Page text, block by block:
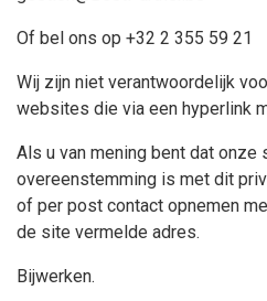
Of bel ons op +32 2 355 59 21
Wij zijn niet verantwoordelijk
websites die via een hyperlink
Als u van mening bent dat onze
overeenstemming is met dit
of per post contact opnemen
de site vermelde adres.
Bijwerken.